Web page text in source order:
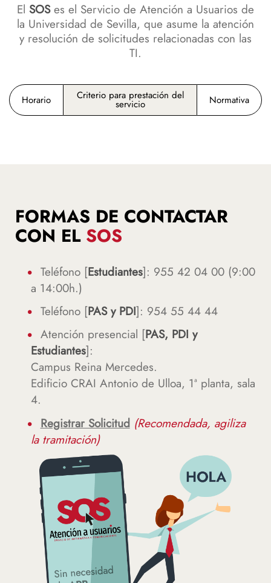
El SOSes el Servicio de Atención a Usuarios de
la Universidad de Sevilla, que asume la atención
y resolución de solicitudes relacionadas con las
TI.
Horario Criterio para prestación del
servicio Normativa
FORMAS DE CONTACTAR
CON EL SOS
Teléfono [Estudiantes]: 955 42 04 00 (9:00
a 14:00h.)
Teléfono [PAS y PDI]: 954 55 44 44
Atención presencial [PAS, PDI y
Estudiantes]:
Campus Reina Mercedes.
Edificio CRAI Antonio de Ulloa, 1ª planta, sala
4.
Registrar Solicitud (Recomendada, agiliza
la tramitación)